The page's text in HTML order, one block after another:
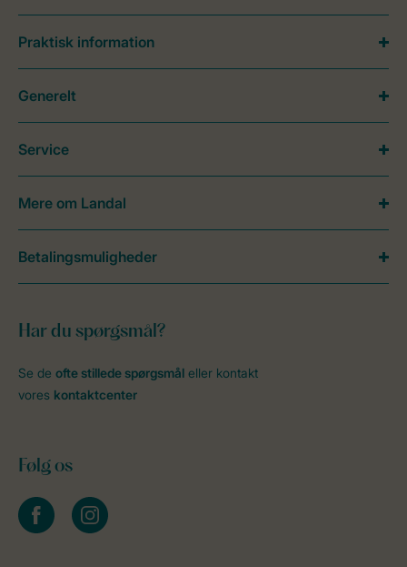
Har du spørgsmål?
Se de ofte stillede spørgsmål eller kontakt
vores kontaktcenter
Følg os
facebookinstagram
Praktisk information
Generelt
Service
Mere om Landal
Betalingsmuligheder